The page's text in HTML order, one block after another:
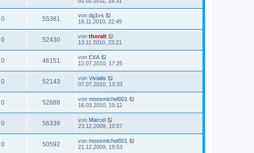
0 55381 von dg1vs
18.11.2010, 22:49
0 52430 von thoralt
13.11.2010, 23:21
0 46151 von EXA
12.07.2010, 17:25
0 52143 von Viviatis
07.07.2010, 13:33
0 52888 von moosmichel001
16.03.2010, 10:12
0 56339 von Marcel
23.12.2009, 10:57
0 50592 von moosmichel001
21.12.2009, 19:53